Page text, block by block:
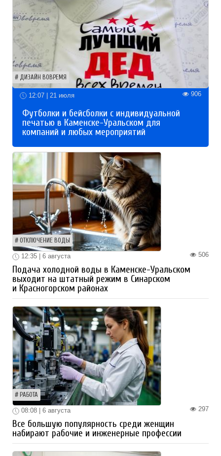
ДИЗАЙН ВОВРЕМЯ
12:07 | 21 июля 906
Футболки и бейсболки с индивидуальной
печатью в Каменске-Уральском для
компаний и любых мероприятий
ОТКЛЮЧЕНИЕ ВОДЫ
506
12:35 | 6 августа
Подача холодной воды в Каменске-Уральском
выходит на штатный режим в Синарском
и Красногорском районах
РАБОТА
297
08:08 | 6 августа
Все большую популярность среди женщин
набирают рабочие и инженерные профессии